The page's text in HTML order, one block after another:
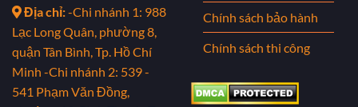
Địa chỉ:-Chi nhánh 1: 988
Lạc Long Quân, phường 8,
quận Tân Bình, Tp. Hồ Chí
Minh -Chi nhánh 2: 539 -
541 Phạm Văn Đồng,
Chính sách bảo hành
Chính sách thi công